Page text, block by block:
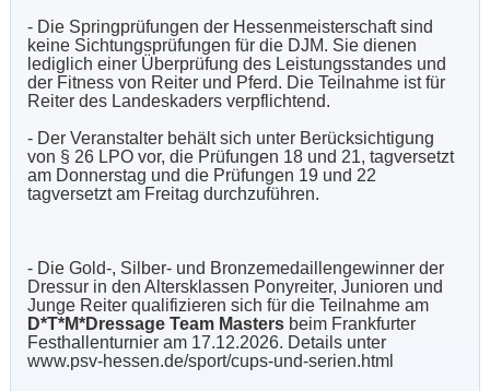
- Die Springprüfungen der Hessenmeisterschaft sind
keine Sichtungsprüfungen für die DJM. Sie dienen
lediglich einer Überprüfung des Leistungsstandes und
der Fitness von Reiter und Pferd. Die Teilnahme ist für
Reiter des Landeskaders verpflichtend.
- Der Veranstalter behält sich unter Berücksichtigung
von § 26 LPO vor, die Prüfungen 18 und 21, tagversetzt
am Donnerstag und die Prüfungen 19 und 22
tagversetzt am Freitag durchzuführen.
- Die Gold-, Silber- und Bronzemedaillengewinner der
Dressur in den Altersklassen Ponyreiter, Junioren und
Junge Reiter qualifizieren sich für die Teilnahme am
D*T*M*Dressage Team Masters beim Frankfurter
Festhallenturnier am 17.12.2026. Details unter
www.psv-hessen.de/sport/cups-und-serien.html